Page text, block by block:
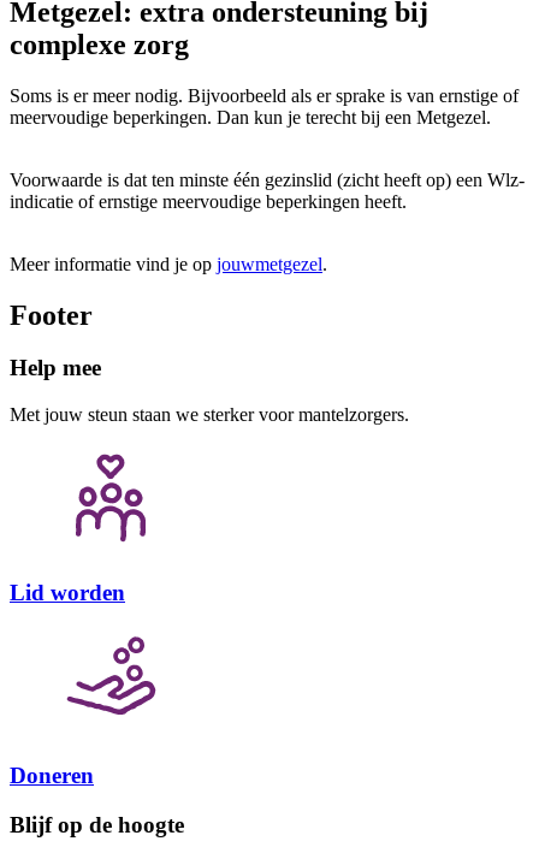
Metgezel: extra ondersteuning bij
complexe zorg
Soms is er meer nodig. Bijvoorbeeld als er sprake is van ernstige of
meervoudige beperkingen. Dan kun je terecht bij een Metgezel.
Voorwaarde is dat ten minste één gezinslid (zicht heeft op) een Wlz-
indicatie of ernstige meervoudige beperkingen heeft.
Meer informatie vind je op jouwmetgezel.
Footer
Help mee
Met jouw steun staan we sterker voor mantelzorgers.
Lid worden
Doneren
Blijf op de hoogte